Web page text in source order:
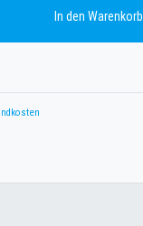
In den Warenkorb